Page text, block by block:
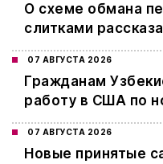
О схеме обмана
слитками
07 АВГУСТА 2026
Гражданам
работу в США по
07 АВГУСТА 2026
Новые принятые